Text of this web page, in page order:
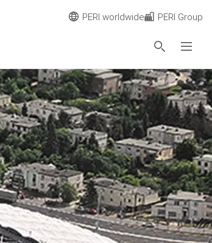
PERI worldwide PERI Group